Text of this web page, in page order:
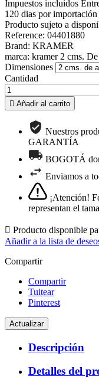
Impuestos incluidos
120 dias por importación
Producto sujeto a
Reference: 04401880
Brand: KRAMER
marca: kramer 2 cms.
Dimensiones
Cantidad
 Añadir al carrito
Nuestros
GARANTÍA
BOGOTÁ
Enviamos a
¡Atención!
representan el
 Producto disponible
Añadir a la lista de
Compartir
Compartir
Tuitear
Pinterest
Descripción
Detalles del